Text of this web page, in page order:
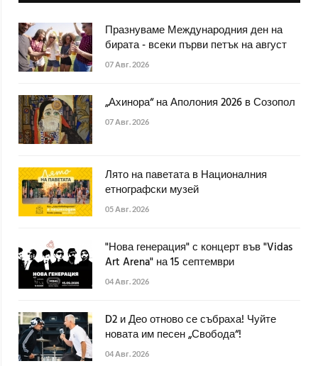
Празнуваме Международния ден на
бирата - всеки първи петък на август
07 Авг. 2026
„Ахинора“ на Аполония 2026 в Созопол
07 Авг. 2026
Лято на паветата в Националния
етнографски музей
05 Авг. 2026
"Нова генерация" с концерт във "Vidas
Art Arena" на 15 септември
04 Авг. 2026
D2 и Део отново се събраха! Чуйте
новата им песен „Свобода“!
04 Авг. 2026